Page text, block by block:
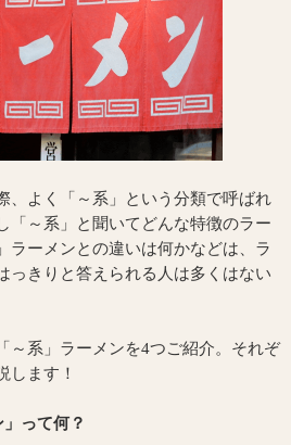
よく「～系」という分類で呼ばれ
「～系」と聞いてどんな特徴のラー
ラーメンとの違いは何かなどは、ラ
っきりと答えられる人は多くはない
系」ラーメンを4つご紹介。それぞ
します！
って何？